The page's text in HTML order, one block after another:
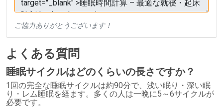
ご協力ありがとうございます！
よくある質問
睡眠サイクルはどのくらいの長さですか？
1回の完全な睡眠サイクルは約90分で、浅い眠り・深い眠
り・レム睡眠を経ます。多くの人は一晩に5～6サイクルが
必要です。